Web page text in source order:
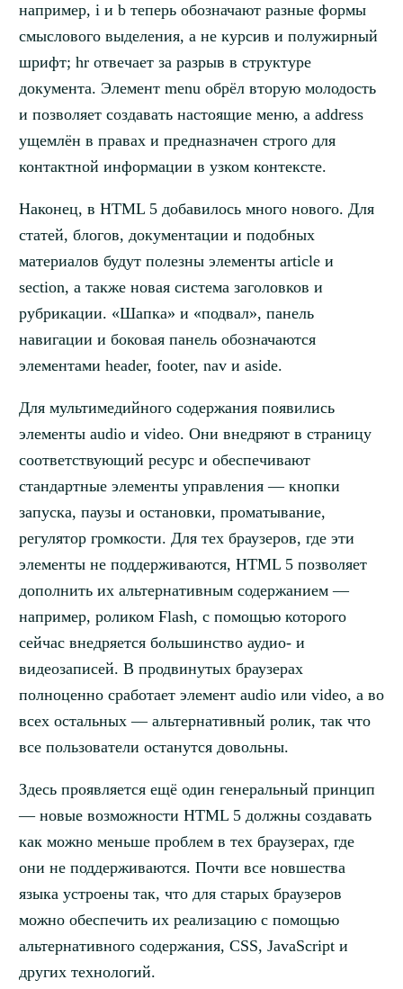
например, i и b теперь обозначают разные формы
смыслового выделения, а не курсив и полужирный
шрифт; hr отвечает за разрыв в структуре
документа. Элемент menu обрёл вторую молодость
и позволяет создавать настоящие меню, а address
ущемлён в правах и предназначен строго для
контактной информации в узком контексте.
Наконец, в HTML 5 добавилось много нового. Для
статей, блогов, документации и подобных
материалов будут полезны элементы article и
section, а также новая система заголовков и
рубрикации. «Шапка» и «подвал», панель
навигации и боковая панель обозначаются
элементами header, footer, nav и aside.
Для мультимедийного содержания появились
элементы audio и video. Они внедряют в страницу
соответствующий ресурс и обеспечивают
стандартные элементы управления — кнопки
запуска, паузы и остановки, проматывание,
регулятор громкости. Для тех браузеров, где эти
элементы не поддерживаются, HTML 5 позволяет
дополнить их альтернативным содержанием —
например, роликом Flash, с помощью которого
сейчас внедряется большинство аудио- и
видеозаписей. В продвинутых браузерах
полноценно сработает элемент audio или video, а во
всех остальных — альтернативный ролик, так что
все пользователи останутся довольны.
Здесь проявляется ещё один генеральный принцип
— новые возможности HTML 5 должны создавать
как можно меньше проблем в тех браузерах, где
они не поддерживаются. Почти все новшества
языка устроены так, что для старых браузеров
можно обеспечить их реализацию с помощью
альтернативного содержания, CSS, JavaScript и
других технологий.